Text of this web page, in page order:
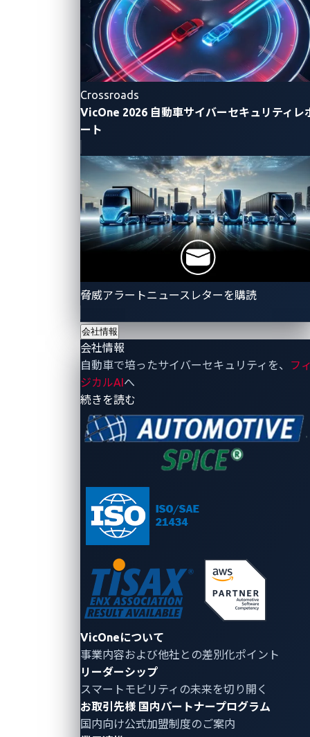
Crossroads
VicOne 2026 自動車サイバーセキュリティレ
ート
脅威アラートニュースレターを購読
会社情報
会社情報
自動車で培ったサイバーセキュリティを、
フ
ジカルAIへ
続きを読む
VicOneについて
事業内容および他社との差別化ポイント
リーダーシップ
スマートモビリティの未来を切り開く
お取引先様 国内パートナープログラム
国内向け公式加盟制度のご案内
体となり、日本在住の18~65歳の人々を対象に日本にお
ける一般の自動車のサイバーリスクに対する認識とセキ
ュリティへの意識を調べる「自動車サイバーセキュリテ
ィ意識調査」を実施したと発表しました。
VicOne
自動車業界に求められる『WP. 29
Cybersecurity 対応 AWS リファレン
SCSK株式会社、トレンドマイクロ株式会社、VicOne株
式会社、株式会社日立システムズは、『WP. 29
Cybersecurity 対応 AWS リファレンス』を2024年6月6日
サービスのパートナー企業が作成しました。
2024年6月6日
VicOne
ェア定義車両とコネクテッドカーのエコ
システム全体をカバーする、独自の包括
的なセキュリティを提供
APIと自動車サイバーセキュリティにおけるリーダー企
業同士が協力し、車両、クラウド、モバイル間で増加す
る自動車APIへの攻撃に対する幅広い保護を実現
2024年5月29日
VicOne